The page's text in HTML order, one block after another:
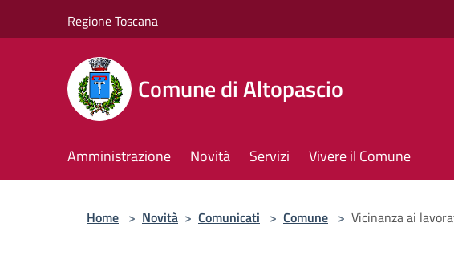
Regione Toscana
Comune di Altopascio
Amministrazione Novità Servizi Vivere il Comune
Home > Novità > Comunicati > Comune > Vicinanza ai